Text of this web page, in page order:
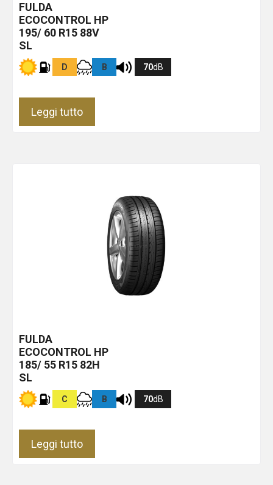
FULDA
ECOCONTROL HP
195/ 60 R15 88V
SL
D B 70dB
Leggi tutto
FULDA
ECOCONTROL HP
185/ 55 R15 82H
SL
C B 70dB
Leggi tutto